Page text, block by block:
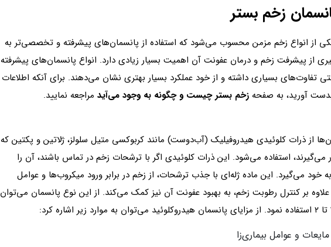
زخم بستر
از انواع زخم مزمن محسوب می‌شود که استفاده از پانسمان‌های پیشرفته و تخصصی‌تر به
از پیشرفت زخم و درمان عفونت آن اهمیت بسیار زیادی دارد. انواع پانسمان‌های پیشرفته
تفاوت‌های بسیاری داشته و از خود عملکرد بسیار بهتری نشان می‌دهند. برای آنکه اطلاعات
آورید، به صفحه زخم بستر چیست و چگونه به وجود می‌آید مراجعه نمایید.
از ذرات کلوئیدی هیدروفیلیک (آب‌دوست) مانند کربوکسی متیل سلولز، ژلاتین و پکتین که
می‌گیرند، استفاده می‌شود. این ذرات کلوئیدی اگر با ترشحات زخم در تماس باشند، آن را
خود می‌گیرد. این ماده ژله‌ای با جذب ترشحات، از زخم در برابر ورود میکروب‌ها و عوامل
بر کنترل رطوبت زخم، به بهبود عفونت آن نیز کمک می‌کند. از این نوع پانسمان می‌توان
مایعات و عوامل بیماری‌زا